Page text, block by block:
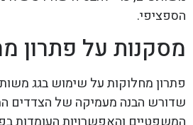
הספציפי.
מסקנות על פתרון
פתרון מחלוקות על שימוש בגג
שדורש הבנה מעמיקה של הצדדים